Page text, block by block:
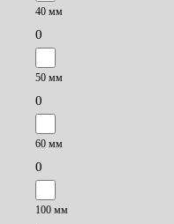
40 мм
0
50 мм
0
60 мм
0
100 мм